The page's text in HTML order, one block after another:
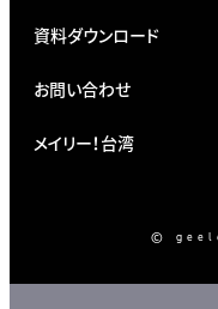
資料ダウンロード
お問い合わせ
メイリー！台湾
©